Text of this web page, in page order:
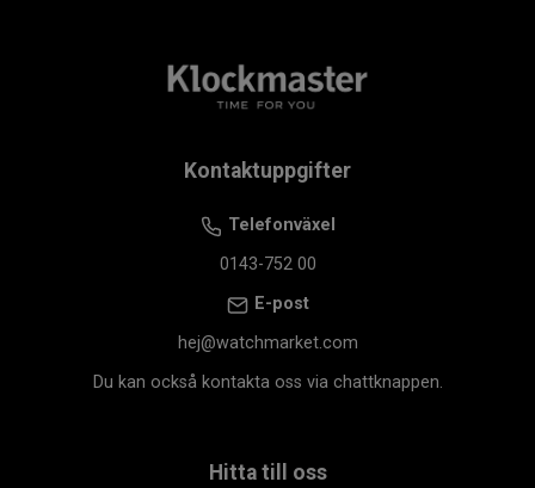
Kontaktuppgifter
Telefonväxel
0143-752 00
E-post
hej@watchmarket.com
Du kan också kontakta oss via chattknappen.
Hitta till oss